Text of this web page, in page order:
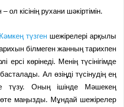
кісінің рухани шәкіртімін.
Кәмкең түзгеншежірелері ар­қы­лы
білмеген жанның тарихпен
ерсі көрінеді. Менің түсінігімде
Ал өзіңді түсінудің ең
түзу. Оның ішінде Мәшекең
ма­ңызды. Мұндай шежірелер